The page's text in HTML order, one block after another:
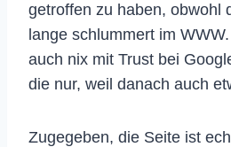
getroffen zu haben, obwohl
lange schlummert im
auch nix mit Trust bei
die nur, weil danach auch
Zugegeben, die Seite ist